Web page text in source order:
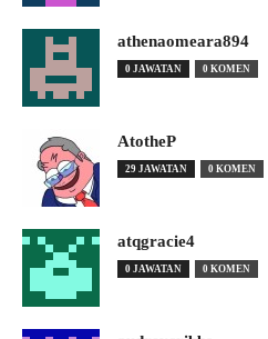
athenaomeara894
0 JAWATAN 0 KOMEN
AtotheP
29 JAWATAN 0 KOMEN
atqgracie4
0 JAWATAN 0 KOMEN